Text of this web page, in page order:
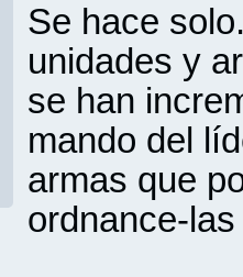
Se hace
unidades y
se han
mando del
armas que
ordnance-